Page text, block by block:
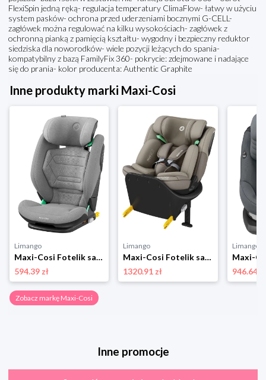
FlexiSpin jedną ręką- regulacja temperatury ClimaFlow- łatwy w użyciu
system pasków- ochrona przed uderzeniami bocznymi G-CELL-
zagłówek można regulować na kilku wysokościach- zagłówek z
ochronną pianką z pamięcią kształtu- wygodny i bezpieczny reduktor
siedziska dla noworodków- wiele pozycji leżących do spania-
kompatybilny z bazą FamilyFix 360- pokrycie: zdejmowane i nadające
się do prania- kolor producenta: Authentic Graphite
Inne produkty marki Maxi-Cosi
Limango
Maxi-Cosi Fotelik samochodowy "RodiFix Pro i-size" w kolorze szarym - grupa 2/3 rozmiar: onesize
594.39 zł
Limango
Maxi-Cosi Fotelik samochodowy "Emerald 360 S" w kolorze beżowym - grupa 0/1/2/3 rozmiar: onesize
1320.91 zł
Limango
946.64 zł
Zobacz markę Maxi-Cosi
Inne promocje